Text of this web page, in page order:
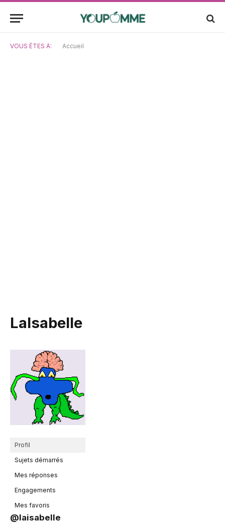
VOUS ÊTES À: Accueil
LaIsabelle
Profil
Sujets démarrés
Mes réponses
Engagements
Mes favoris
@laisabelle